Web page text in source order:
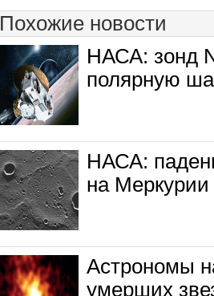
Похожие новости
НАСА: зонд
полярную
НАСА:
на Меркурии
Астрономы
умерших